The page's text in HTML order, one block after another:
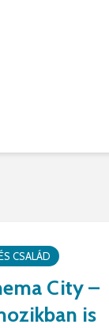
CSALÁD
City –
is